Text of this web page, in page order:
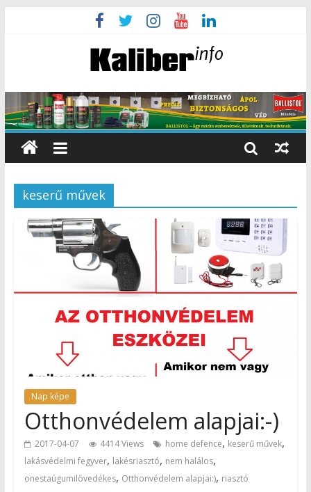
keserű művek
Nap képe
Otthonvédelem alapjai:-)
2017-04-07 4414 Views home defence, keserű művek,
lakásvédelmi fegyver, lakésriasztó, nem halálos,
onestaúgumilövedékes, Otthonvédelem alapjai:), riasztó